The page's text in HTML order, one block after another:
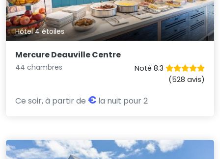
Hôtel 4 étoiles
Mercure Deauville Centre
44 chambres
Noté 8.3
(528 avis)
Ce soir, à partir de € la nuit pour 2